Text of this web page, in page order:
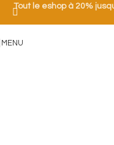
Tout le eshop à 20%
MENU